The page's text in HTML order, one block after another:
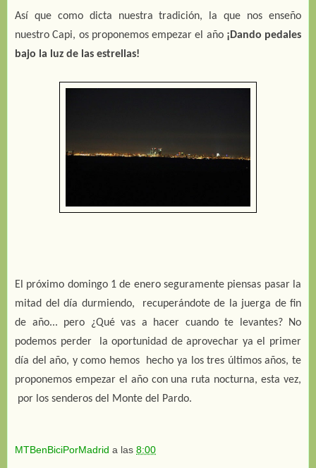
Así que como dicta nuestra tradición, la que nos enseño
nuestro Capi, os proponemos empezar el año ¡Dando pedales
bajo la luz de las estrellas!
El próximo domingo 1 de enero seguramente piensas pasar la
mitad del día durmiendo,  recuperándote de la juerga de fin
de año... pero ¿Qué vas a hacer cuando te levantes? No
podemos perder  la oportunidad de aprovechar ya el primer
día del año, y como hemos  hecho ya los tres últimos años, te
proponemos empezar el año con una ruta nocturna, esta vez,
por los senderos del Monte del Pardo.
MTBenBiciPorMadrid a las 8:00